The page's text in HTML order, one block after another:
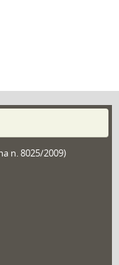
n. 8025/2009)